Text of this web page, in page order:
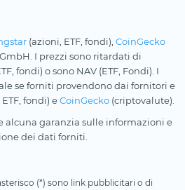
(azioni, ETF, fondi), CoinGecko
I prezzi sono ritardati di
fondi) o sono NAV (ETF, Fondi). I
se forniti provendono dai fornitori e
fondi) eCoinGecko (criptovalute).
alcuna garanzia sulle informazioni e
dei dati forniti.
(*) sono link pubblicitari o di